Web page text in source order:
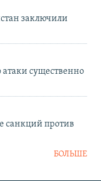
заключили
атаки существенно
санкций против
БОЛЬШЕ